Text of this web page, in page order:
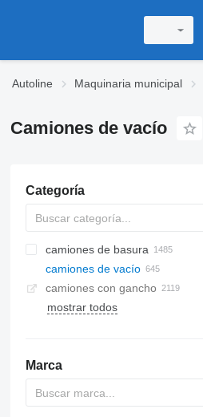
Autoline Maquinaria municipal
Camiones de vacío
Categoría
camiones de basura
camiones de vacío
camiones con gancho
mostrar todos
Marca